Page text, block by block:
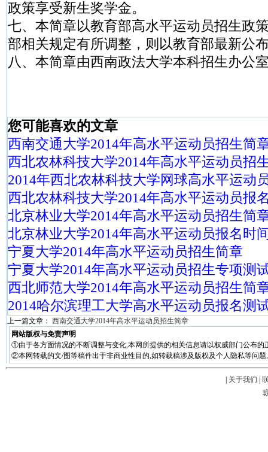
政策享受新生奖学金。
七、本简章以教育部高水平运动员招生政
部相关规定有所调整，则以教育部最新公
八、本简章由西南政法大学本科招生办公
您可能喜欢的文章
西南交通大学2014年高水平运动员招生简
西北农林科技大学2014年高水平运动员招
2014年西北农林科技大学网球高水平运动
西北农林科技大学2014年高水平运动员报
北京林业大学2014年高水平运动员招生简
北京林业大学2014年高水平运动员报名时
宁夏大学2014年高水平运动员招生简章
宁夏大学2014年高水平运动员招生专项测
西北师范大学2014年高水平运动员招生简
2014哈尔滨理工大学高水平运动员报名测
上一篇文章： 西南交通大学2014年高水平运动员招生简章
网站版权与免责声明
①由于各方面情况的不断调整与变化,本网所提供的相关信息请以权威部门公布的
②本网转载的文/图等稿件出于非商业性目的,如转载稿涉及版权及个人隐私等问题
关于我们